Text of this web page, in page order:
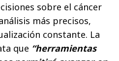
sobre el cáncer
más precisos,
constante. La
que “herramientas